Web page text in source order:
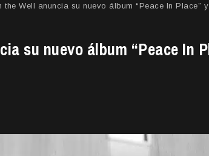
the Well anuncia su nuevo álbum “Peace In Place”
su nuevo álbum “Peace In